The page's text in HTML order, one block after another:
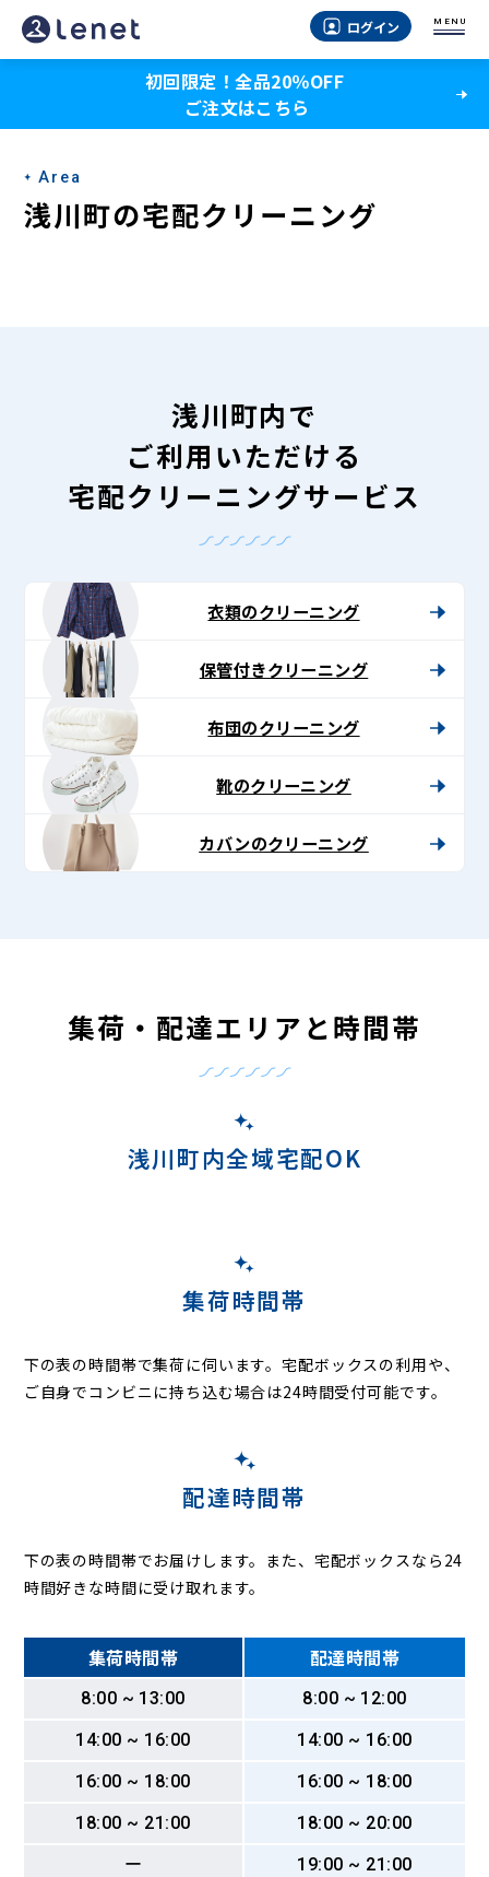
浅
川
の
宅
配
ト〉
ログイン MENU
初回限定！全品20％OFF
ご注文はこちら
Area
浅川町の宅配クリーニング
浅川町内で
ご利用いただける
宅配クリーニングサービス
衣類のクリーニング
保管付きクリーニング
布団のクリーニング
靴のクリーニング
カバンのクリーニング
集荷・配達エリアと時間帯
浅川町内全域宅配OK
集荷時間帯
下の表の時間帯で集荷に伺います。宅配ボックスの利用や、
ご自身でコンビニに持ち込む場合は24時間受付可能です。
配達時間帯
下の表の時間帯でお届けします。また、宅配ボックスなら24
時間好きな時間に受け取れます。
集荷時間帯 配達時間帯
8:00 ~ 13:00
8:00 ~ 12:00
14:00 ~ 16:00
14:00 ~ 16:00
16:00 ~ 18:00
16:00 ~ 18:00
18:00 ~ 21:00
18:00 ~ 20:00
ー
19:00 ~ 21:00